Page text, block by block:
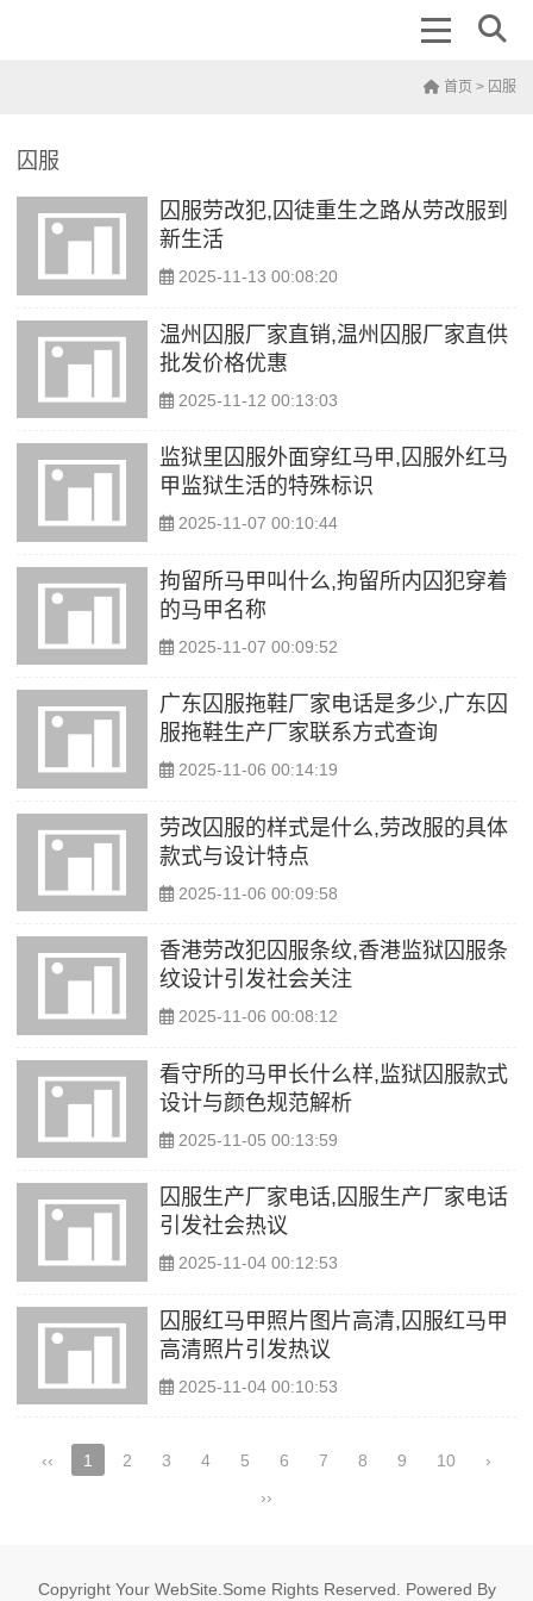
首页 > 囚服
囚服
囚服劳改犯,囚徒重生之路从劳改服到
新生活
2025-11-13 00:08:20
温州囚服厂家直销,温州囚服厂家直供
批发价格优惠
2025-11-12 00:13:03
监狱里囚服外面穿红马甲,囚服外红马
甲监狱生活的特殊标识
2025-11-07 00:10:44
拘留所马甲叫什么,拘留所内囚犯穿着
的马甲名称
2025-11-07 00:09:52
广东囚服拖鞋厂家电话是多少,广东囚
服拖鞋生产厂家联系方式查询
2025-11-06 00:14:19
劳改囚服的样式是什么,劳改服的具体
款式与设计特点
2025-11-06 00:09:58
香港劳改犯囚服条纹,香港监狱囚服条
纹设计引发社会关注
2025-11-06 00:08:12
看守所的马甲长什么样,监狱囚服款式
设计与颜色规范解析
2025-11-05 00:13:59
囚服生产厂家电话,囚服生产厂家电话
引发社会热议
2025-11-04 00:12:53
囚服红马甲照片图片高清,囚服红马甲
高清照片引发热议
2025-11-04 00:10:53
‹‹ 1 2 3 4 5 6 7 8 9 10
›
››
Copyright Your WebSite.Some Rights Reserved. Powered By